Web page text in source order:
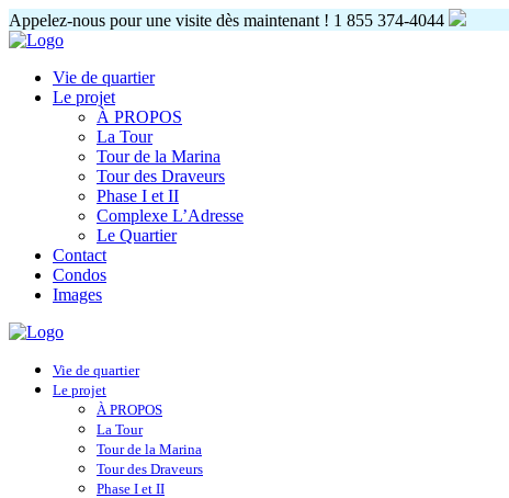
Appelez-nous pour une visite dès maintenant ! 1 855 374-4044
Vie de quartier
Le projet
À PROPOS
La Tour
Tour de la Marina
Tour des Draveurs
Phase I et II
Complexe L’Adresse
Le Quartier
Contact
Condos
Images
Vie de quartier
Le projet
À PROPOS
La Tour
Tour de la Marina
Tour des Draveurs
Phase I et II